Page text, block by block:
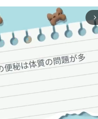
arrow_forward_ios